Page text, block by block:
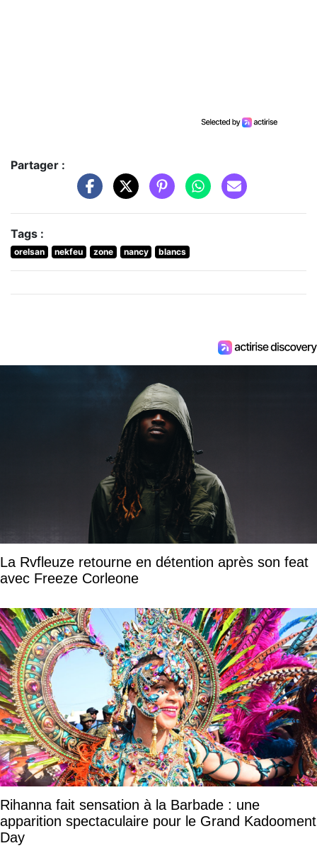
Partager :
Tags :
orelsan nekfeu zone nancy blancs
La Rvfleuze retourne en détention après son feat
avec Freeze Corleone
Rihanna fait sensation à la Barbade : une
apparition spectaculaire pour le Grand Kadooment
Day